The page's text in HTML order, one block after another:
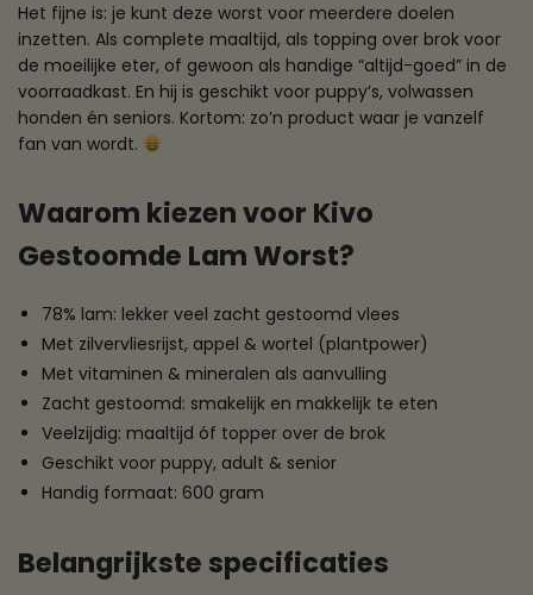
Het fijne is: je kunt deze worst voor meerdere doelen
inzetten. Als complete maaltijd, als topping over brok voor
de moeilijke eter, of gewoon als handige “altijd-goed” in de
voorraadkast. En hij is geschikt voor puppy’s, volwassen
honden én seniors. Kortom: zo’n product waar je vanzelf
fan van wordt.
Waarom kiezen voor Kivo
Gestoomde Lam Worst?
78% lam: lekker veel zacht gestoomd vlees
Met zilvervliesrijst, appel & wortel (plantpower)
Met vitaminen & mineralen als aanvulling
Zacht gestoomd: smakelijk en makkelijk te eten
Veelzijdig: maaltijd óf topper over de brok
Geschikt voor puppy, adult & senior
Handig formaat: 600 gram
Belangrijkste specificaties